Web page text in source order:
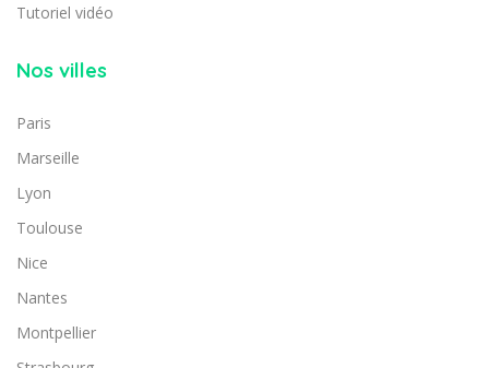
Tutoriel vidéo
Nos villes
Paris
Marseille
Lyon
Toulouse
Nice
Nantes
Montpellier